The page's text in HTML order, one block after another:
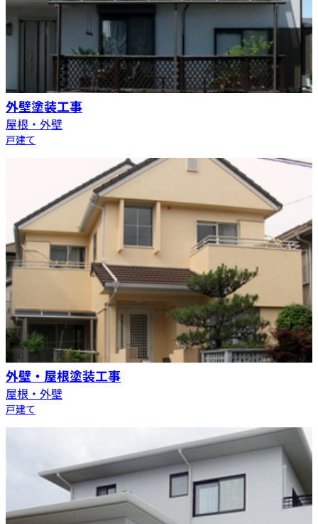
外壁塗装工事
屋根・外壁
戸建て
外壁・屋根塗装工事
屋根・外壁
戸建て